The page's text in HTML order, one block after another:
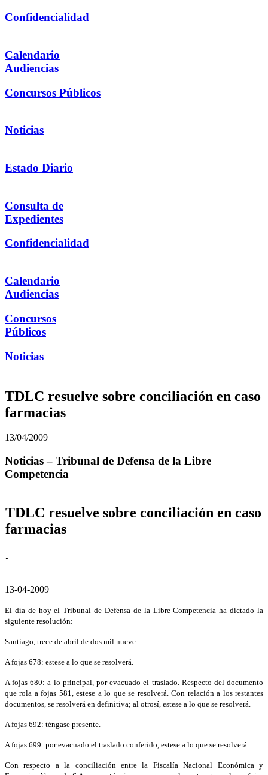
Confidencialidad
Calendario
Audiencias
Concursos Públicos
Noticias
Estado Diario
Consulta de
Expedientes
Confidencialidad
Calendario
Audiencias
Concursos
Públicos
Noticias
TDLC resuelve sobre conciliación en caso
farmacias
13/04/2009
Noticias – Tribunal de Defensa de la Libre
Competencia
TDLC resuelve sobre conciliación en caso
farmacias
.
13-04-2009
El día de hoy el Tribunal de Defensa de la Libre Competencia ha dictado la
siguiente resolución:
Santiago, trece de abril de dos mil nueve.
A fojas 678: estese a lo que se resolverá.
A fojas 680: a lo principal, por evacuado el traslado. Respecto del documento
que rola a fojas 581, estese a lo que se resolverá. Con relación a los restantes
documentos, se resolverá en definitiva; al otrosí, estese a lo que se resolverá.
A fojas 692: téngase presente.
A fojas 699: por evacuado el traslado conferido, estese a lo que se resolverá.
Con respecto a la conciliación entre la Fiscalía Nacional Económica y